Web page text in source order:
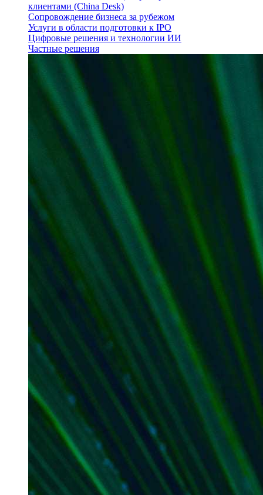
клиентами (China Desk)
Сопровождение бизнеса за рубежом
Услуги в области подготовки к IPO
Цифровые решения и технологии ИИ
Частные решения